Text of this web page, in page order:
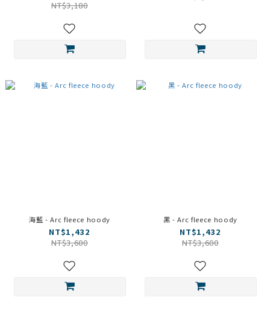
NT$3,180
海藍 - Arc fleece hoody
NT$1,432
NT$3,600
黑 - Arc fleece hoody
NT$1,432
NT$3,600